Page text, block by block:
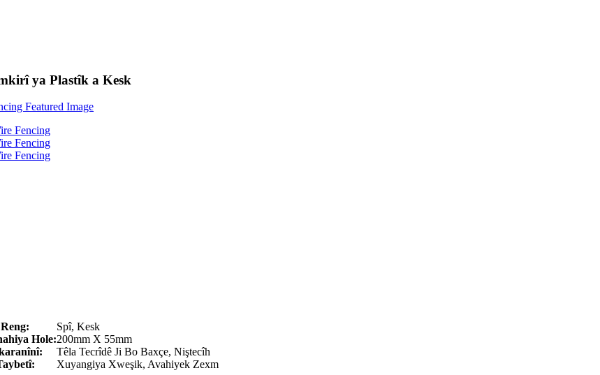
ya Plastîk a Kesk
Reng:
Spî, Kesk
Hole:200mm X 55mm
Têla Tecrîdê Ji Bo Baxçe, Niştecîh
Xuyangiya Xweşik, Avahiyek Zexm